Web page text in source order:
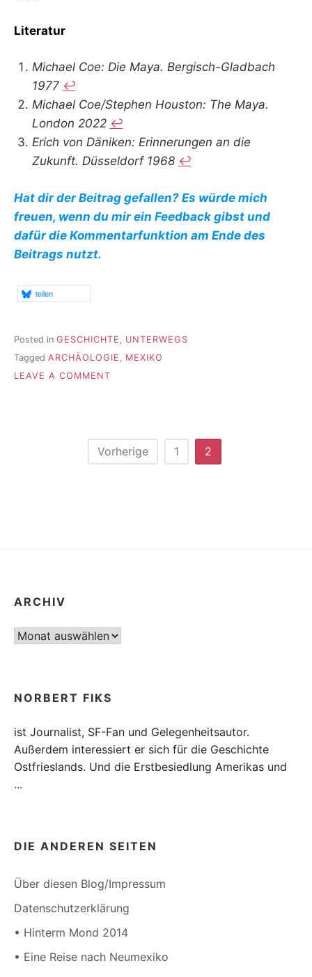
Literatur
Michael Coe: Die Maya. Bergisch-Gladbach
1977 ↩︎
Michael Coe/Stephen Houston: The Maya.
London 2022 ↩︎
Erich von Däniken: Erinnerungen an die
Zukunft. Düsseldorf 1968 ↩︎
Hat dir der Beitrag gefallen? Es würde mich
freuen, wenn du mir ein Feedback gibst und
dafür die Kommentarfunktion am Ende des
Beitrags nutzt.
teilen
Posted in GESCHICHTE
UNTERWEGS
Tagged ARCHÄOLOGIE
MEXIKO
LEAVE A COMMENT
Seitennummerierung
Vorherige 1 2
ARCHIV
Archiv
NORBERT FIKS
ist Journalist, SF-Fan und Gelegenheitsautor.
Außerdem interessiert er sich für die Geschichte
Ostfrieslands. Und die Erstbesiedlung Amerikas und
...
DIE ANDEREN SEITEN
Über diesen Blog/Impressum
Datenschutzerklärung
• Hinterm Mond 2014
• Eine Reise nach Neumexiko